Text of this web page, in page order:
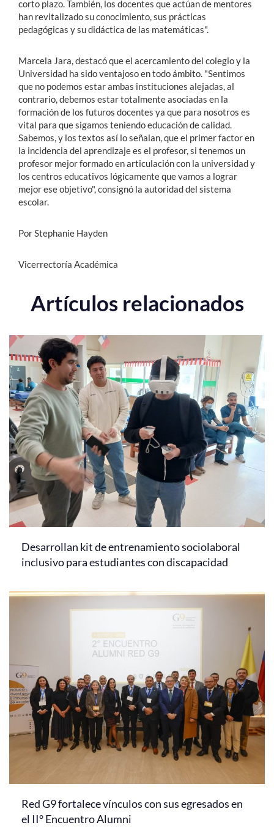
corto plazo. También, los docentes que actúan de mentores
han revitalizado su conocimiento, sus prácticas
pedagógicas y su didáctica de las matemáticas".
Marcela Jara, destacó que el acercamiento del colegio y la
Universidad ha sido ventajoso en todo ámbito. "Sentimos
que no podemos estar ambas instituciones alejadas, al
contrario, debemos estar totalmente asociadas en la
formación de los futuros docentes ya que para nosotros es
vital para que sigamos teniendo educación de calidad.
Sabemos, y los textos así lo señalan, que el primer factor en
la incidencia del aprendizaje es el profesor, si tenemos un
profesor mejor formado en articulación con la universidad y
los centros educativos lógicamente que vamos a lograr
mejor ese objetivo", consignó la autoridad del sistema
escolar.
Por Stephanie Hayden
Vicerrectoría Académica
Artículos relacionados
Desarrollan kit de entrenamiento sociolaboral
inclusivo para estudiantes con discapacidad
Red G9 fortalece vínculos con sus egresados en
el II° Encuentro Alumni